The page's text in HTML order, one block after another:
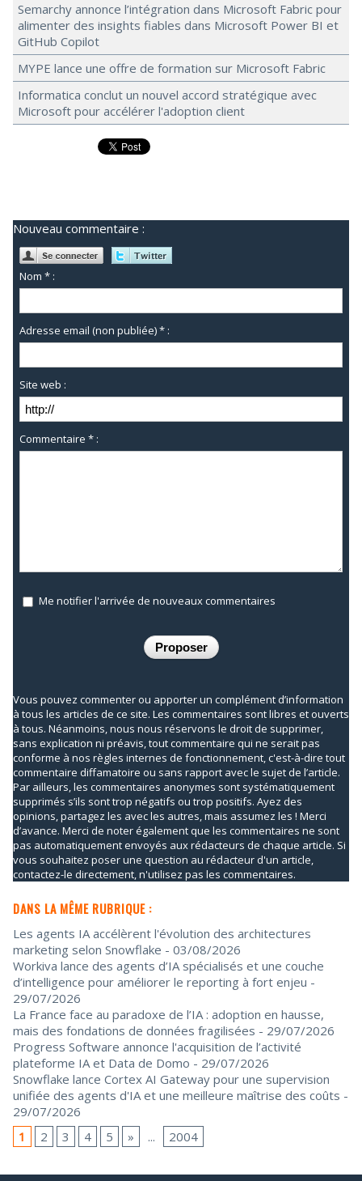
Semarchy annonce l’intégration dans Microsoft Fabric pour
alimenter des insights fiables dans Microsoft Power BI et
GitHub Copilot
MYPE lance une offre de formation sur Microsoft Fabric
Informatica conclut un nouvel accord stratégique avec
Microsoft pour accélérer l'adoption client
Nouveau commentaire :
Nom * :
Adresse email (non publiée) * :
Site web :
Commentaire * :
Me notifier l'arrivée de nouveaux commentaires
Vous pouvez commenter ou apporter un complément d’information
à tous les articles de ce site. Les commentaires sont libres et ouverts
à tous. Néanmoins, nous nous réservons le droit de supprimer,
sans explication ni préavis, tout commentaire qui ne serait pas
conforme à nos règles internes de fonctionnement, c'est-à-dire tout
commentaire diffamatoire ou sans rapport avec le sujet de l’article.
Par ailleurs, les commentaires anonymes sont systématiquement
supprimés s’ils sont trop négatifs ou trop positifs. Ayez des
opinions, partagez les avec les autres, mais assumez les ! Merci
d’avance. Merci de noter également que les commentaires ne sont
pas automatiquement envoyés aux rédacteurs de chaque article. Si
vous souhaitez poser une question au rédacteur d'un article,
contactez-le directement, n'utilisez pas les commentaires.
DANS LA MÊME RUBRIQUE :
Les agents IA accélèrent l'évolution des architectures
marketing selon Snowflake - 03/08/2026
Workiva lance des agents d’IA spécialisés et une couche
d’intelligence pour améliorer le reporting à fort enjeu -
29/07/2026
La France face au paradoxe de l’IA : adoption en hausse,
mais des fondations de données fragilisées - 29/07/2026
Progress Software annonce l'acquisition de l’activité
plateforme IA et Data de Domo - 29/07/2026
Snowflake lance Cortex AI Gateway pour une supervision
unifiée des agents d'IA et une meilleure maîtrise des coûts -
29/07/2026
1
2 3 4 5 » ... 2004